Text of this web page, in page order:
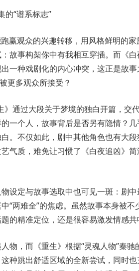
“谱系标志”
观众的兴趣转移，用风格鲜明的家
故事构架你中有我相互穿插。而《
种戏剧化的内心冲突，这正是故事
更多观众所接受？
通过大段关于梦境的独白开篇，交
一个人，故事背后是否另有隐情？
。不仅如此，剧中其他角色也有大
气质，难免让习惯了《白夜追凶》
定与故事选取中也可见一斑：剧中
“两难全”的焦虑。虽然故事本身被不
的精准定位，还是很容易激发情感共
，而《重生》根据“灵魂人物”秦驰
种跳出舒适区域的全新尝试，同时也